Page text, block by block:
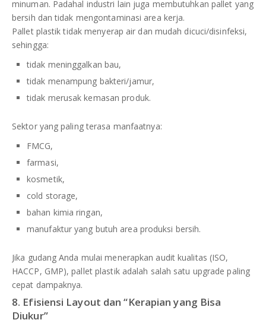
minuman. Padahal industri lain juga membutuhkan pallet yang
bersih dan tidak mengontaminasi area kerja.
Pallet plastik tidak menyerap air dan mudah dicuci/disinfeksi,
sehingga:
tidak meninggalkan bau,
tidak menampung bakteri/jamur,
tidak merusak kemasan produk.
Sektor yang paling terasa manfaatnya:
FMCG,
farmasi,
kosmetik,
cold storage,
bahan kimia ringan,
manufaktur yang butuh area produksi bersih.
Jika gudang Anda mulai menerapkan audit kualitas (ISO,
HACCP, GMP), pallet plastik adalah salah satu upgrade paling
cepat dampaknya.
8. Efisiensi Layout dan “Kerapian yang Bisa
Diukur”